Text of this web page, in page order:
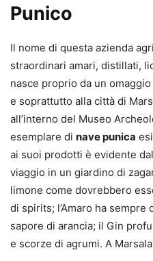
Punico
Il nome di questa azienda
straordinari amari, distillati,
nasce proprio da un
e soprattutto alla città di
all’interno del Museo
esemplare di nave punica
ai suoi prodotti è evidente
viaggio in un giardino di
limone come dovrebbero
di spirits; l’Amaro ha
sapore di arancia; il Gin
e scorze di agrumi. A